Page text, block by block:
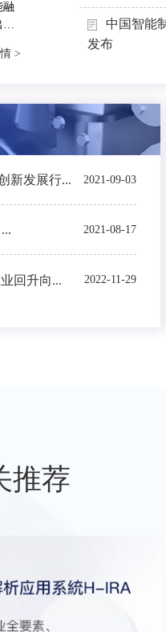
融
>
中国智能
发布
新发展行... 2021-09-03
2021-08-17
回升向... 2022-11-29
推荐